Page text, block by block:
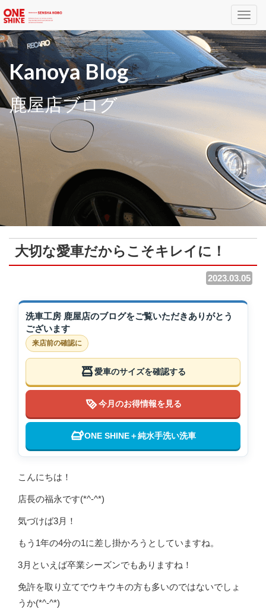
Kanoya Blog
鹿屋店ブログ
大切な愛車だからこそキレイに！
2023.03.05
洗車工房 鹿屋店のブログをご覧いただきありがとう
ございます
来店前の確認に
愛車のサイズを確認する
今月のお得情報を見る
ONE SHINE＋純水手洗い洗車
こんにちは！
店長の福永です(*^-^*)
気づけば3月！
もう1年の4分の1に差し掛かろうとしていますね。
3月といえば卒業シーズンでもありますね！
免許を取り立てでウキウキの方も多いのではないでしょ
うか(*^-^*)